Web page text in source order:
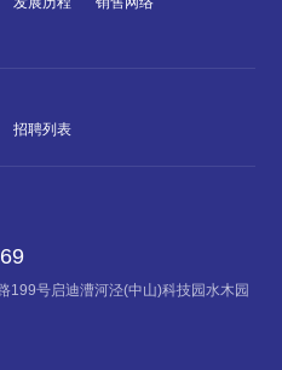
招聘列表
199号启迪漕河泾(中山)科技园水木园